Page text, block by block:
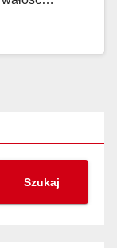
Szukaj